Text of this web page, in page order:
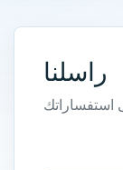
راسلنا
استفساراتك